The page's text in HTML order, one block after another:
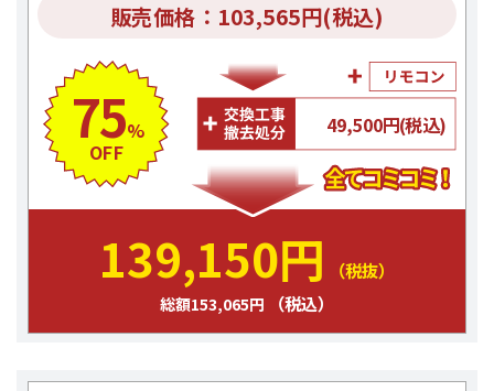
販売価格：103,565円(税込)
75%
OFF
49,500円(税込)
139,150円 （税抜）
総額153,065円 （税込）